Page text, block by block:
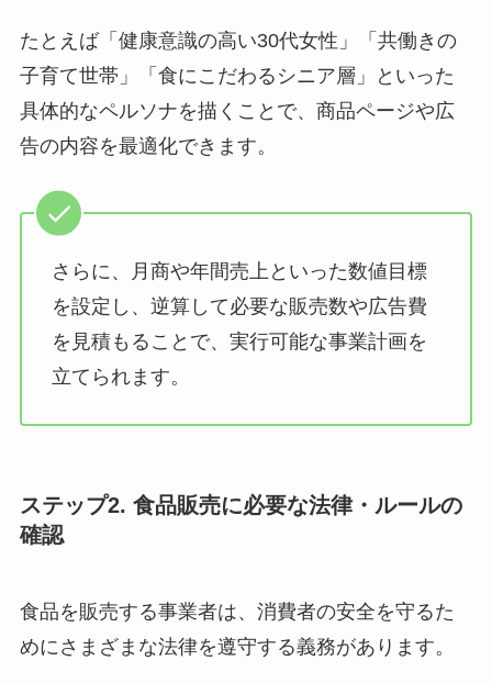
たとえば「健康意識の高い30代女性」「共働きの
子育て世帯」「食にこだわるシニア層」といった
具体的なペルソナを描くことで、商品ページや広
告の内容を最適化できます。
さらに、月商や年間売上といった数値目標
を設定し、逆算して必要な販売数や広告費
を見積もることで、実行可能な事業計画を
立てられます。
ステップ2. 食品販売に必要な法律・ルールの
確認
食品を販売する事業者は、消費者の安全を守るた
めにさまざまな法律を遵守する義務があります。